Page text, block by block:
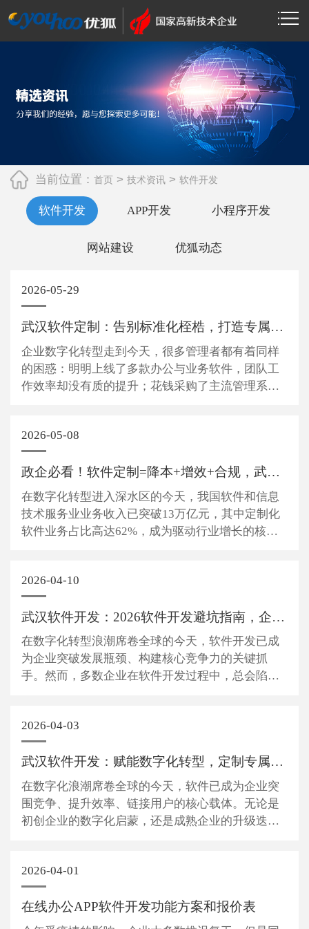
当前位置： 首页> 技术资讯> 软件开发
软件开发 APP开发 小程序开发
网站建设 优狐动态
2026-05-29
武汉软件定制：告别标准化桎梏，打造专属业务数字引擎
企业数字化转型走到今天，很多管理者都有着同样
的困惑：明明上线了多款办公与业务软件，团队工
作效率却没有质的提升；花钱采购了主流管理系
始终一成不变，反而成为业务运转的桎梏。 市面上
标准化通用软件，是为海量客户打造的通...
2026-05-08
政企必看！软件定制=降本+增效+合规，武汉优狐解锁数字...
在数字化转型进入深水区的今天，我国软件和信息
技术服务业业务收入已突破13万亿元，其中定制化
软件业务占比高达62%，成为驱动行业增长的核心
么功能缺失、无法适配核心流程，沦为摆设；要么
系统割裂、数据不通，形成信息孤岛，让...
2026-04-10
武汉软件开发：2026软件开发避坑指南，企业如何用定制...
在数字化转型浪潮席卷全球的今天，软件开发已成
为企业突破发展瓶颈、构建核心竞争力的关键抓
手。然而，多数企业在软件开发过程中，总会陷入
建团队面临人才缺口，要么合作外包遭遇技术不达
标、售后无保障等问题。2026年，随着低代...
2026-04-03
武汉软件开发：赋能数字化转型，定制专属软件开发解决...
在数字化浪潮席卷全球的今天，软件已成为企业突
围竞争、提升效率、链接用户的核心载体。无论是
初创企业的数字化启蒙，还是成熟企业的升级迭
信息技术有限公司（简称武汉优狐），深耕软件开
发领域近二十年，以技术为基、以需求为核...
2026-04-01
在线办公APP软件开发功能方案和报价表